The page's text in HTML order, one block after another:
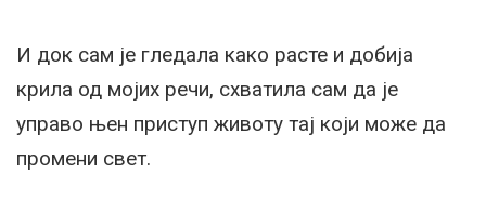
И док сам је гледала како расте и добија
крила од мојих речи, схватила сам да је
управо њен приступ животу тај који може да
промени свет.